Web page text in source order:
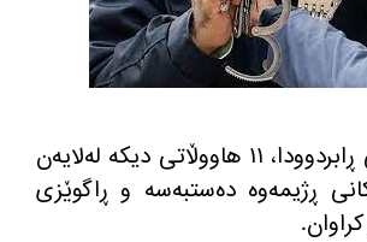
له‌ماوه‌ی ڕۆژانی ڕابردوودا، ١١ هاووڵاتی دیكه‌ له‌لایه‌ن
ڕژیمه‌وه‌ ده‌ستبه‌سه‌ و ڕاگوێزی